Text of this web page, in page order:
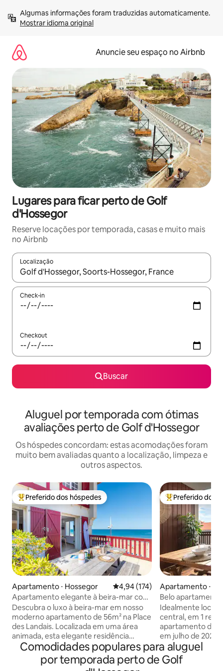
para
Mostrar idioma original
Anuncie seu espaço no Airbnb
Lugares para ficar perto de Golf
d'Hossegor
Reserve locações por temporada, casas e muito mais
no Airbnb
Localização
Quando os resultados estiverem disponíveis, explore-os
Check-in
Checkout
Buscar
Aluguel por temporada com ótimas
avaliações perto de Golf d'Hossegor
Os hóspedes concordam: estas acomodações foram
muito bem avaliadas quanto a localização, limpeza e
outros aspectos.
Entre os melhores preferidos dos hóspedes
Preferido dos hóspedes
Apartamento ⋅ Hossegor 4,94 de uma avaliação média de
4,94 (174)
Apartamento elegante à beira-mar com
terraço com vista para o mar
Descubra o luxo à beira-mar em nosso
moderno apartamento de 56m² na Place
des Landais. Localizada em uma área
animada, esta elegante residência
oferece acesso direto à praia com um
terraço com vista para o mar. Durma
com conforto nos dois quartos luxuosos
Entre os
Preferido dos
Apartamento ⋅
Belo
de Estacade,
caminhada
Idealmente
central, em 1
apartamento de
em julho de 2023, oferece 1 capacidade
de acomodação
Estacionamento
de 1º de julho a 17 de
Comodidades populares para aluguel
por temporada perto de Golf